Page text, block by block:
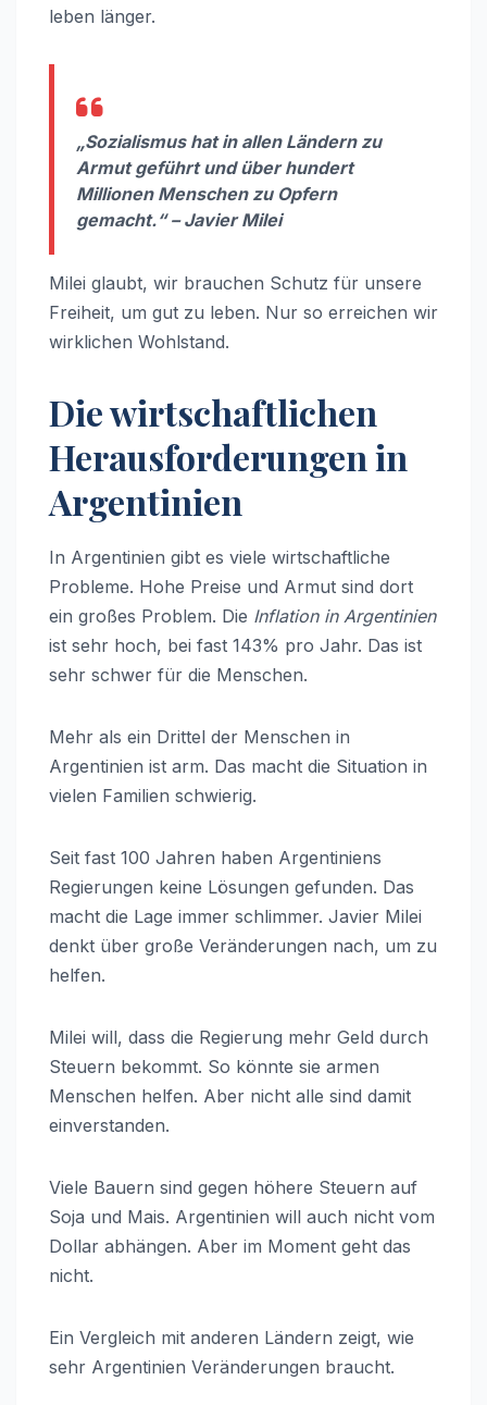
leben länger.
„Sozialismus hat in allen Ländern zu
Armut geführt und über hundert
Millionen Menschen zu Opfern
gemacht.“ – Javier Milei
Milei glaubt, wir brauchen Schutz für unsere
Freiheit, um gut zu leben. Nur so erreichen wir
wirklichen Wohlstand.
Die wirtschaftlichen
Herausforderungen in
Argentinien
In Argentinien gibt es viele wirtschaftliche
Probleme. Hohe Preise und Armut sind dort
ein großes Problem. Die Inflation in Argentinien
ist sehr hoch, bei fast 143% pro Jahr. Das ist
sehr schwer für die Menschen.
Mehr als ein Drittel der Menschen in
Argentinien ist arm. Das macht die Situation in
vielen Familien schwierig.
Seit fast 100 Jahren haben Argentiniens
Regierungen keine Lösungen gefunden. Das
macht die Lage immer schlimmer. Javier Milei
denkt über große Veränderungen nach, um zu
helfen.
Milei will, dass die Regierung mehr Geld durch
Steuern bekommt. So könnte sie armen
Menschen helfen. Aber nicht alle sind damit
einverstanden.
Viele Bauern sind gegen höhere Steuern auf
Soja und Mais. Argentinien will auch nicht vom
Dollar abhängen. Aber im Moment geht das
nicht.
Ein Vergleich mit anderen Ländern zeigt, wie
sehr Argentinien Veränderungen braucht.